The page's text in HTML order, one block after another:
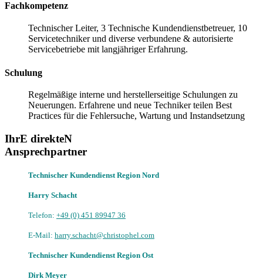
Fachkompetenz
Technischer Leiter, 3 Technische Kundendienstbetreuer, 10
Servicetechniker und diverse verbundene & autorisierte
Servicebetriebe mit langjähriger Erfahrung.
Schulung
Regelmäßige interne und herstellerseitige Schulungen zu
Neuerungen. Erfahrene und neue Techniker teilen Best
Practices für die Fehlersuche, Wartung und Instandsetzung
IhrE direkteN
Ansprechpartner
Technischer Kundendienst Region Nord
Harry Schacht
Telefon: +49 (0) 451 89947 36
E-Mail: harry.schacht@christophel.com
Technischer Kundendienst Region Ost
Dirk Meyer